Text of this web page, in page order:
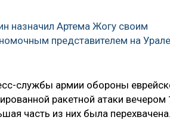
назначил Артема Жогу своим
представителем на Урале
службы армии обороны
ракетной атаки вечером
часть из них была перехвачена.